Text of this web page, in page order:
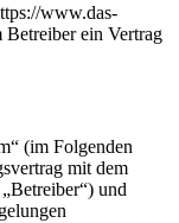
www.das-
ein Vertrag
(im Folgenden
mit dem
und